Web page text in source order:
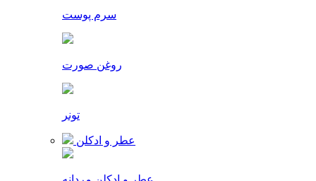
سرم پوست
روغن صورت
تونر
عطر و ادکلن